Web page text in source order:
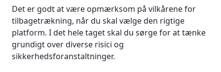
Det er godt at være opmærksom på vilkårene for
tilbagetrækning, når du skal vælge den rigtige
platform. I det hele taget skal du sørge for at tænke
grundigt over diverse risici og
sikkerhedsforanstaltninger.